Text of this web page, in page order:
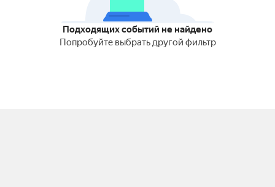
Подходящих событий не найдено
Попробуйте выбрать другой фильтр